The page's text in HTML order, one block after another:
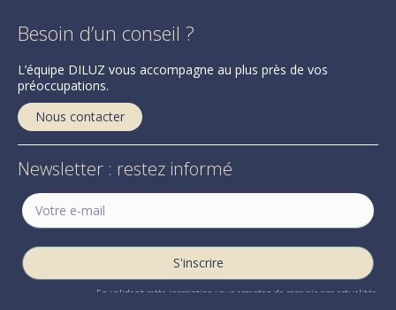
Besoin d’un conseil ?
L’équipe DILUZ vous accompagne au plus près de vos
préoccupations.
Nous contacter
Newsletter : restez informé
En validant cette inscription vous acceptez de recevoir nos actualités.